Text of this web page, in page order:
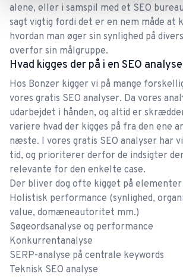
maksimal værdi for deres kunder.
6-stjernet anbefaling
6-stjernet anbefaling. Fuldt ud
samarbejdet med Bonzer - både
og svenske team. Vi oplever stor
nysgerrighed og åbenhed i forhold til
virksomhed og de udfordringer vi
Bonzer i starten. Der blev lagt en
arbejder nu målrettet mod at få løst
problemstillinger og udfordringer vi
starten. Ekstra stor tak til Ulrich,
og Frida for et godt samarbejde indtil
David
Cecilie og hendes team har
Cecilie og hendes team har leveret! I
foretog vi en site migration, som
alene, eller i samspil med et SEO bureau
sagt vigtig fordi det er en nem måde at
hvordan man øger sin synlighed på
overfor sin målgruppe.
Hvad kigges der på i en SEO
Hos Bonzer kigger vi på mange
vores gratis SEO analyser. Da vores
udarbejdet i hånden, og altid er
variere hvad der kigges på fra den ene
næste. I vores gratis SEO analyser har
tid, og prioriterer derfor de indsigter
relevante for den enkelte case.
Der bliver dog ofte kigget på elementer
Holistisk performance (synlighed,
value, domæneautoritet mm.)
Søgeordsanalyse og performance
Konkurrentanalyse
SERP-analyse på centrale keywords
Teknisk SEO analyse